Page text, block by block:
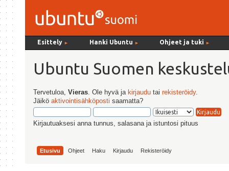
Esittely ► Hanki Ubuntu ► Ohjeet ja tuki ►
Ubuntu Suomen
Tervetuloa,Vieras . Ole hyvä ja kirjaudu tairekisteröidy.
Jäiköaktivointisähköposti saamatta?
Kirjautuaksesi anna tunnus, salasana ja istuntosi pituus
Etusivu Ohjeet Haku Kirjaudu Rekisteröidy